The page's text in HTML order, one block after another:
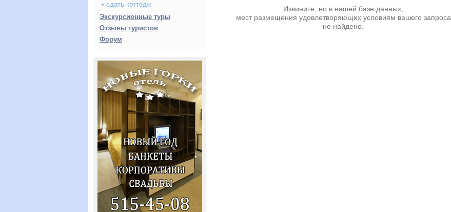
• сдать коттедж
Экскурсионные туры
Отзывы туристов
Форум
Извините, но в нашей базе данных,
мест размещения удовлетворяющих условиям вашего запроса
не найдено.